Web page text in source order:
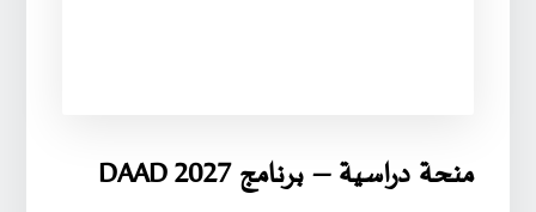
منحة دراسية – برنامج DAAD 2027